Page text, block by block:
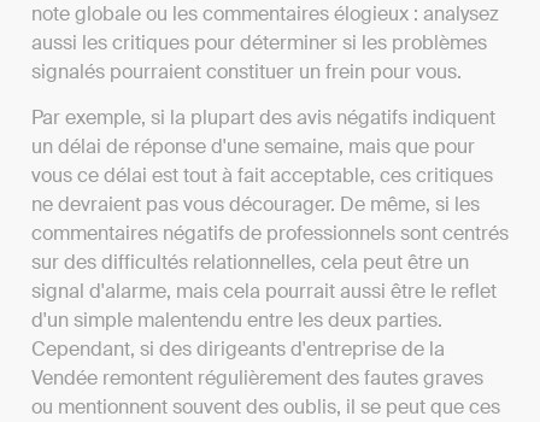
note globale ou les commentaires élogieux : analysez
aussi les critiques pour déterminer si les problèmes
signalés pourraient constituer un frein pour vous.
Par exemple, si la plupart des avis négatifs indiquent
un délai de réponse d'une semaine, mais que pour
vous ce délai est tout à fait acceptable, ces critiques
ne devraient pas vous décourager. De même, si les
commentaires négatifs de professionnels sont centrés
sur des difficultés relationnelles, cela peut être un
signal d'alarme, mais cela pourrait aussi être le reflet
d'un simple malentendu entre les deux parties.
Cependant, si des dirigeants d'entreprise de la
Vendée remontent régulièrement des fautes graves
ou mentionnent souvent des oublis, il se peut que ces